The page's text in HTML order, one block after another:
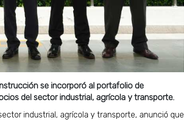
se incorporó al portafolio de
del sector industrial, agrícola y transporte.
industrial, agrícola y transporte, anunció que